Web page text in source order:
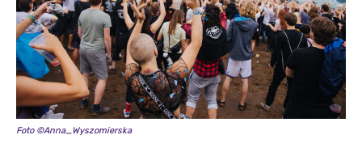
Foto ©Anna_Wyszomierska